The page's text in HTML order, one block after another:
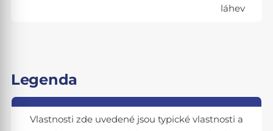
láhev
Legenda
Vlastnosti zde uvedené jsou typické vlastnosti a